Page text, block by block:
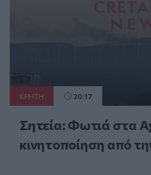
ΚΡΗΤΗ 20:17
Σητεία: Φωτιά στα
κινητοποίηση από